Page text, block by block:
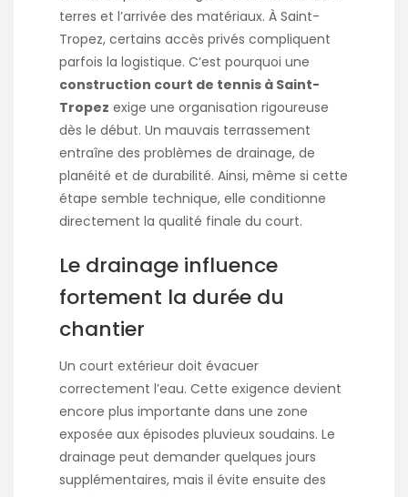
terres et l’arrivée des matériaux. À Saint-
Tropez, certains accès privés compliquent
parfois la logistique. C’est pourquoi une
construction court de tennis à Saint-
Tropez exige une organisation rigoureuse
dès le début. Un mauvais terrassement
entraîne des problèmes de drainage, de
planéité et de durabilité. Ainsi, même si cette
étape semble technique, elle conditionne
directement la qualité finale du court.
Le drainage influence
fortement la durée du
chantier
Un court extérieur doit évacuer
correctement l’eau. Cette exigence devient
encore plus importante dans une zone
exposée aux épisodes pluvieux soudains. Le
drainage peut demander quelques jours
supplémentaires, mais il évite ensuite des